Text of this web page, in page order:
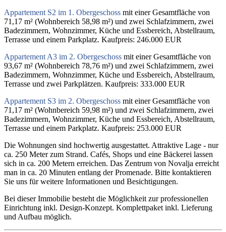
Appartement S2 im 1. Obergeschoss mit einer Gesamtfläche von
71,17 m² (Wohnbereich 58,98 m²) und zwei Schlafzimmern, zwei
Badezimmern, Wohnzimmer, Küche und Essbereich, Abstellraum,
Terrasse und einem Parkplatz. Kaufpreis: 246.000 EUR
Appartement A3 im 2. Obergeschoss mit einer Gesamtfläche von
93,67 m² (Wohnbereich 78,76 m²) und zwei Schlafzimmern, zwei
Badezimmern, Wohnzimmer, Küche und Essbereich, Abstellraum,
Terrasse und zwei Parkplätzen. Kaufpreis: 333.000 EUR
Appartement S3 im 2. Obergeschoss mit einer Gesamtfläche von
71,17 m² (Wohnbereich 59,98 m²) und zwei Schlafzimmern, zwei
Badezimmern, Wohnzimmer, Küche und Essbereich, Abstellraum,
Terrasse und einem Parkplatz. Kaufpreis: 253.000 EUR
Die Wohnungen sind hochwertig ausgestattet. Attraktive Lage - nur
ca. 250 Meter zum Strand. Cafés, Shops und eine Bäckerei lassen
sich in ca. 200 Metern erreichen. Das Zentrum von Novalja erreicht
man in ca. 20 Minuten entlang der Promenade. Bitte kontaktieren
Sie uns für weitere Informationen und Besichtigungen.
Bei dieser Immobilie besteht die Möglichkeit zur professionellen
Einrichtung inkl. Design-Konzept. Komplettpaket inkl. Lieferung
und Aufbau möglich.